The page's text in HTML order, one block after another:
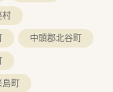
村
中頭郡北谷町
島町